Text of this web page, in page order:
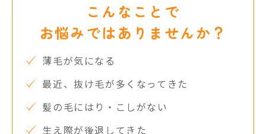
こんなことで
お悩みではありませんか？
薄毛が気になる
最近、抜け毛が多くなってきた
髪の毛にはり・こしがない
生え際が後退してきた